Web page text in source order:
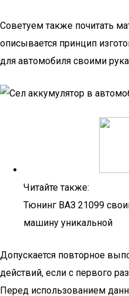
Советуем также почитать
описывается принцип
для автомобиля своими
Читайте также:
Тюнинг ВАЗ 21099
машину уникальной
Допускается повторное
действий, если с первого
Перед использованием